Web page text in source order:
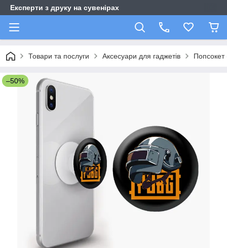
Експерти з друку на сувенірах
Товари та послуги Аксесуари для гаджетів
–50%